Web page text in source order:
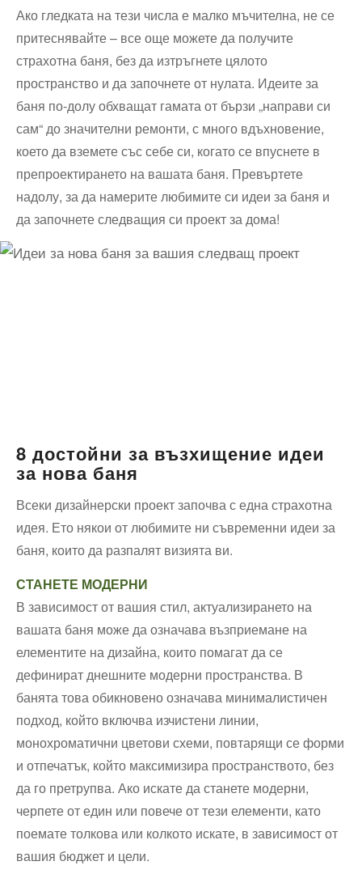
Ако гледката на тези числа е малко мъчителна, не се
притеснявайте – все още можете да получите
страхотна баня, без да изтръгнете цялото
пространство и да започнете от нулата. Идеите за
баня по-долу обхващат гамата от бързи „направи си
сам“ до значителни ремонти, с много вдъхновение,
което да вземете със себе си, когато се впуснете в
препроектирането на вашата баня. Превъртете
надолу, за да намерите любимите си идеи за баня и
да започнете следващия си проект за дома!
8 достойни за възхищение идеи
за нова баня
Всеки дизайнерски проект започва с една страхотна
идея. Ето някои от любимите ни съвременни идеи за
баня, които да разпалят визията ви.
СТАНЕТЕ МОДЕРНИ
В зависимост от вашия стил, актуализирането на
вашата баня може да означава възприемане на
елементите на дизайна, които помагат да се
дефинират днешните модерни пространства. В
банята това обикновено означава минималистичен
подход, който включва изчистени линии,
монохроматични цветови схеми, повтарящи се форми
и отпечатък, който максимизира пространството, без
да го претрупва. Ако искате да станете модерни,
черпете от един или повече от тези елементи, като
поемате толкова или колкото искате, в зависимост от
вашия бюджет и цели.